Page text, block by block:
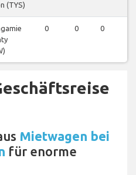
(TYS)
0 0 0
Mietwagen bei
für enorme